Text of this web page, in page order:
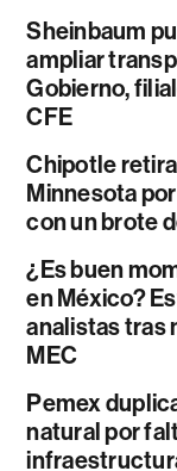
Sheinbaum
ampliar
Gobierno,
CFE
Chipotle
Minnesota
con un brote
¿Es buen
en México?
analistas tras
MEC
Pemex
natural por